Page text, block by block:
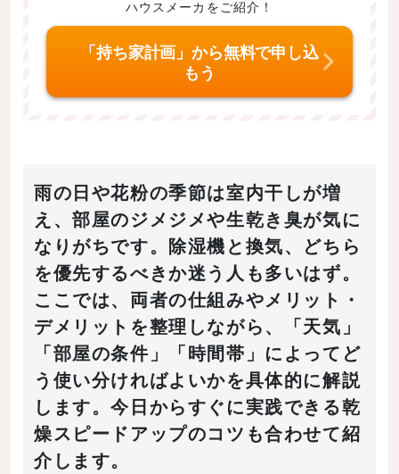
Twitt Face はてなブ
ク
ハウスメーカをご紹介！
「持ち家計画」から無料で申し込
もう
雨の日や花粉の季節は室内干しが増
え、部屋のジメジメや生乾き臭が気に
なりがちです。除湿機と換気、どちら
を優先するべきか迷う人も多いはず。
ここでは、両者の仕組みやメリット・
デメリットを整理しながら、「天気」
「部屋の条件」「時間帯」によってど
う使い分ければよいかを具体的に解説
します。今日からすぐに実践できる乾
燥スピードアップのコツも合わせて紹
介します。